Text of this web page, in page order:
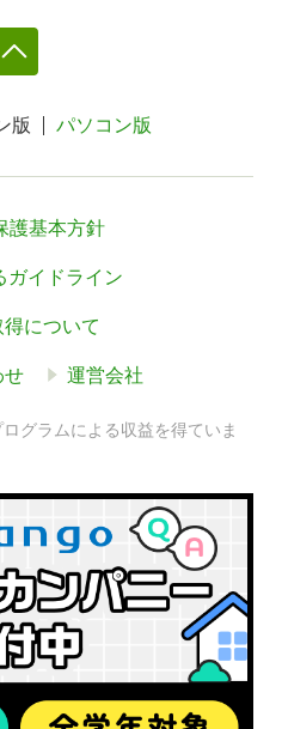
版 パソコン版
護基本方針
ガイドライン
について
せ 運営会社
グラムによる収益を得ていま